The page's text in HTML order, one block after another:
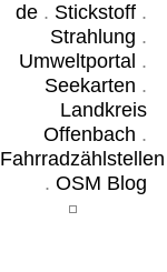
de. Stickstoff.
Strahlung .
Umweltportal .
Seekarten .
Landkreis
Offenbach .
Fahrradzählstellen
. OSM Blog